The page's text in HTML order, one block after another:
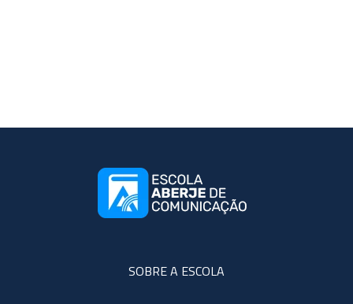
SOBRE A ESCOLA